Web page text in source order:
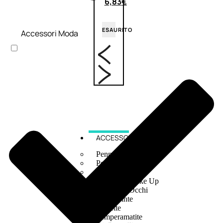
ESAURITO
ACCESSORI
Pennelli Viso
Pennelli Occhi
Accessori Make Up
Accessori Occhi
Ciglia Finte
Pinzette
Temperamatite
Accessori Moda